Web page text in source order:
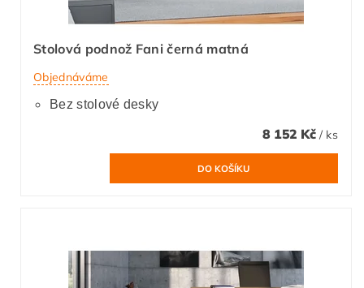
Stolová podnož Fani černá matná
Objednáváme
Bez stolové desky
8 152 Kč / ks